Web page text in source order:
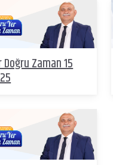
Doğru Zaman 15